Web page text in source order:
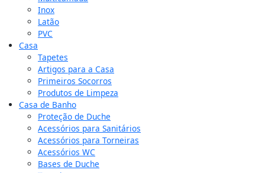
Inox
Latão
PVC
Casa
Tapetes
Artigos para a Casa
Primeiros Socorros
Produtos de Limpeza
Casa de Banho
Proteção de Duche
Acessórios para Sanitários
Acessórios para Torneiras
Acessórios WC
Bases de Duche